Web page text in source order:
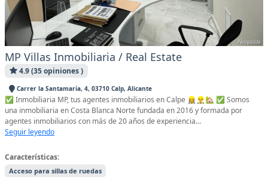
MP Villas Inmobiliaria / Real Estate
4.9 (35 opiniones )
Carrer la Santamaría, 4, 03710 Calp, Alicante
✅ Inmobiliaria MP, tus agentes inmobiliarios en Calpe 👷‍♀👷‍♂🏡 ✅ Somos
una inmobiliaria en Costa Blanca Norte fundada en 2016 y formada por
agentes inmobiliarios con más de 20 años de experiencia...
Seguir leyendo
Características:
Acceso para sillas de ruedas